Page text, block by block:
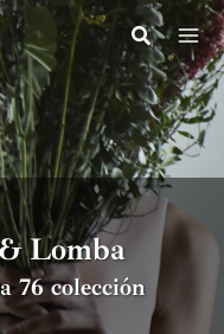
Lomba
76 colección